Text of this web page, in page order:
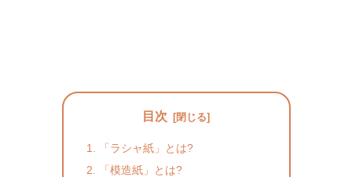
目次
「ラシャ紙」とは?
「模造紙」とは?